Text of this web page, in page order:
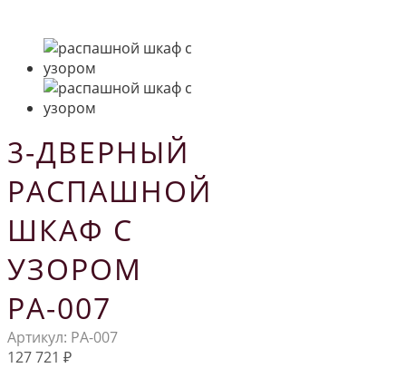
3-ДВЕРНЫЙ
РАСПАШНОЙ
ШКАФ С
УЗОРОМ
РА-007
Артикул: РА-007
127 721 ₽